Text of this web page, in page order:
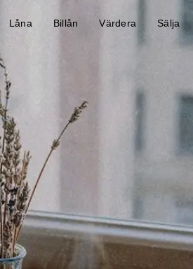
Låna Billån Värdera Sälja